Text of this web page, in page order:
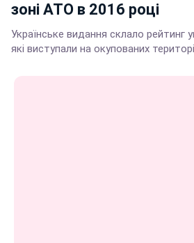
зоні АТО в 2016 році
Українське видання склало рейтинг
які виступали на окупованих